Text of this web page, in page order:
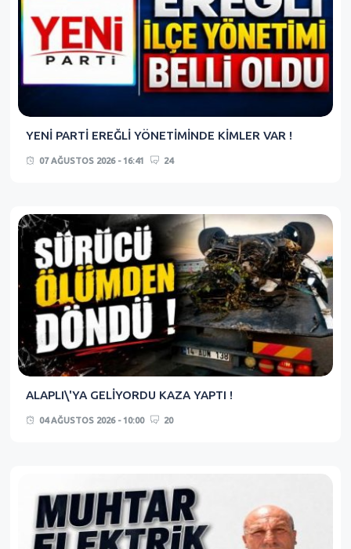
YENİ PARTİ EREĞLİ YÖNETİMİNDE KİMLER VAR !
07 AĞUSTOS 2026 - 16:41 24
ALAPLI\'YA GELİYORDU KAZA YAPTI !
04 AĞUSTOS 2026 - 10:00 20